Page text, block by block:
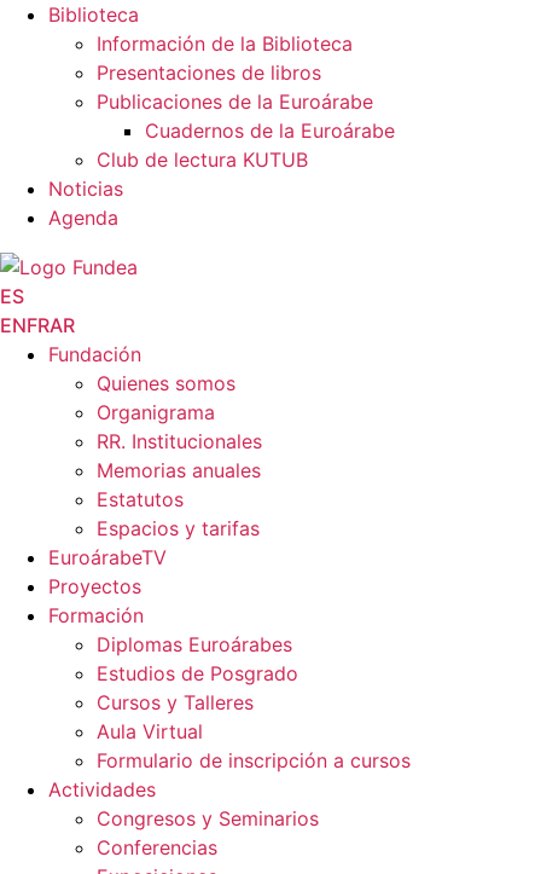
Biblioteca
Información de la Biblioteca
Presentaciones de libros
Publicaciones de la Euroárabe
Cuadernos de la Euroárabe
Club de lectura KUTUB
Noticias
Agenda
ES
ENFRAR
Fundación
Quienes somos
Organigrama
RR. Institucionales
Memorias anuales
Estatutos
Espacios y tarifas
EuroárabeTV
Proyectos
Formación
Diplomas Euroárabes
Estudios de Posgrado
Cursos y Talleres
Aula Virtual
Formulario de inscripción a cursos
Actividades
Congresos y Seminarios
Conferencias